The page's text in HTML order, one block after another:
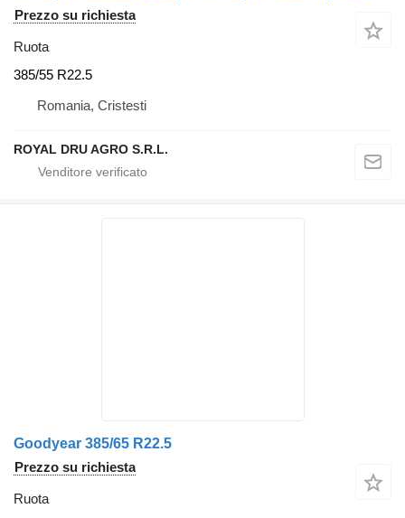
Prezzo su richiesta
Ruota
385/55 R22.5
Romania, Cristesti
ROYAL DRU AGRO S.R.L.
Goodyear 385/65 R22.5
Prezzo su richiesta
Ruota